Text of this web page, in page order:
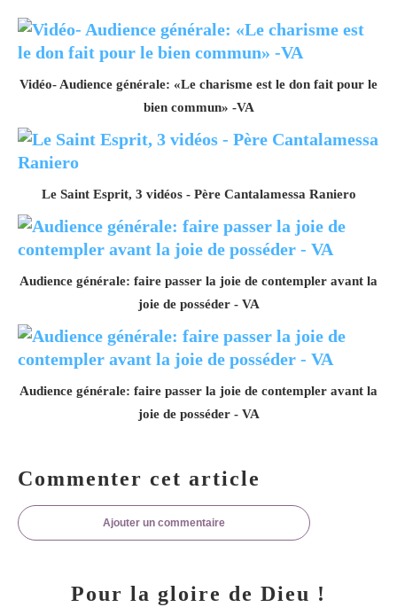
Vidéo- Audience générale: «Le charisme est le don fait pour le
bien commun» -VA
Le Saint Esprit, 3 vidéos - Père Cantalamessa Raniero
Audience générale: faire passer la joie de contempler avant la
joie de posséder - VA
Audience générale: faire passer la joie de contempler avant la
joie de posséder - VA
Commenter cet article
Ajouter un commentaire
Pour la gloire de Dieu !